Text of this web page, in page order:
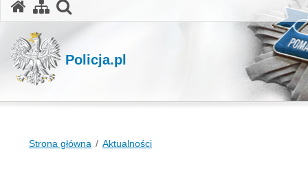
Policja.pl
Strona główna Aktualności